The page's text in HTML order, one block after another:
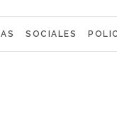
SOCIALES